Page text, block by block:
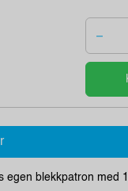
egen blekkpatron med